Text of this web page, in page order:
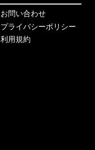
お問い合わせ
プライバシーポリシー
利用規約